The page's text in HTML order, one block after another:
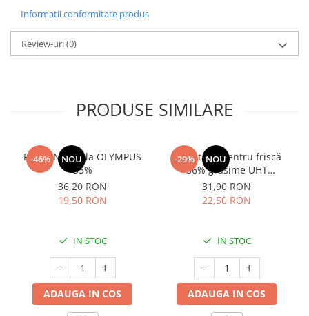
Informatii conformitate produs
Review-uri(0)
PRODUSE SIMILARE
-46% NOU
Frisca Naturala OLYMPUS
35%
36,20 RON
19,50 RON
IN STOC
ADAUGA IN COS
-29% NOU
Smântână pentru friscă
36% grăsime UHT
MLEKOVITA
31,90 RON
22,50 RON
IN STOC
ADAUGA IN COS